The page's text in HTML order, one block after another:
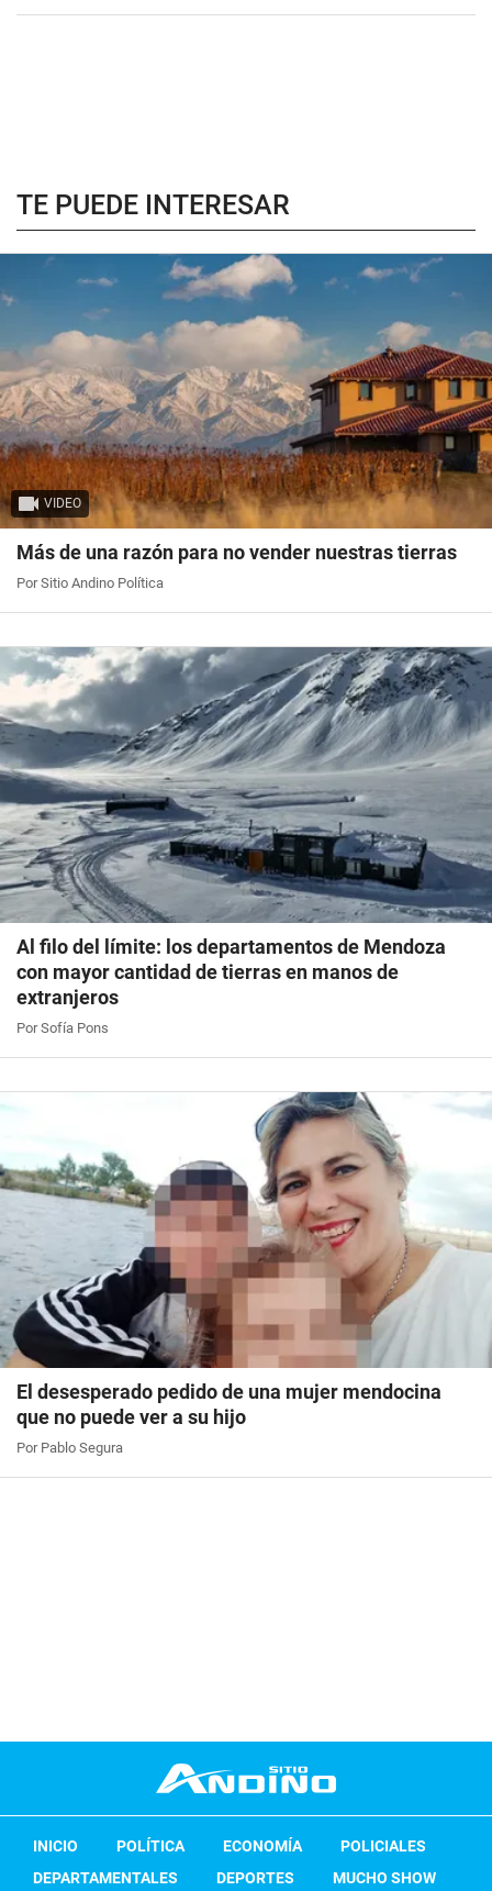
TE PUEDE INTERESAR
VIDEO
Más de una razón para no vender nuestras tierras
Por Sitio Andino Política
Al filo del límite: los departamentos de Mendoza
con mayor cantidad de tierras en manos de
extranjeros
Por Sofía Pons
El desesperado pedido de una mujer mendocina
que no puede ver a su hijo
Por Pablo Segura
INICIO POLÍTICA ECONOMÍA
POLICIALES
DEPARTAMENTALES
DEPORTES MUCHO SHOW